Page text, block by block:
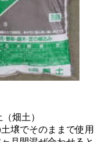
（畑土）
壌でそのままで使